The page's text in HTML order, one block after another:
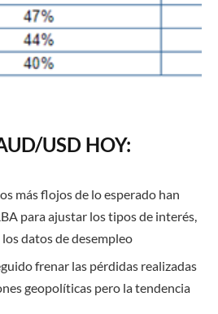
USD HOY:
más flojos de lo esperado han
para ajustar los tipos de interés,
datos de desempleo
frenar las pérdidas realizadas
geopolíticas pero la tendencia